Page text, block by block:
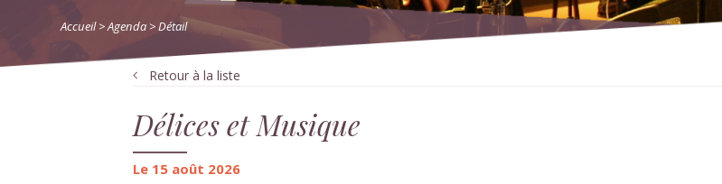
Accueil>Agenda > Détail
Retour à la liste
Délices et Musique
Le 15 août 2026